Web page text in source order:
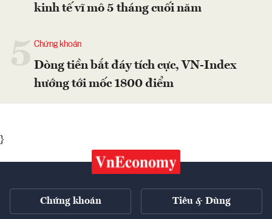
kinh tế vĩ mô 5 tháng cuối năm
Chứng khoán
Dòng tiền bắt đáy tích cực, VN-Index
hướng tới mốc 1800 điểm
}
Chứng khoán Tiêu & Dùng